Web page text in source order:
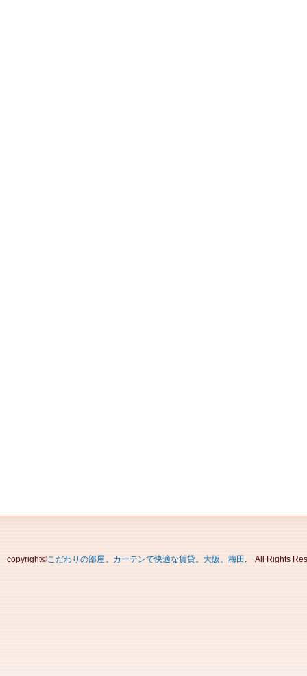
copyright©こだわりの部屋。カーテンで快適な賃貸。大阪、梅田 . All Rights